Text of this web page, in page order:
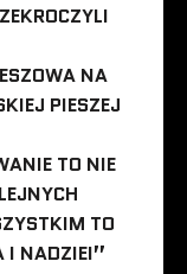
NA
PIESZEJ
TO NIE
TO
I NADZIEI”